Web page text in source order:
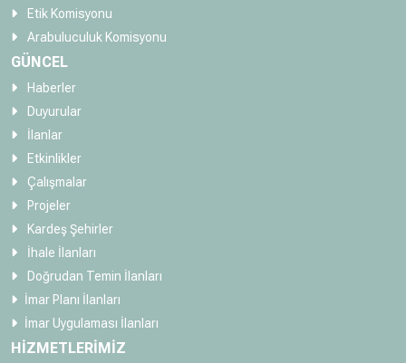
Etik Komisyonu
Arabuluculuk Komisyonu
GÜNCEL
Haberler
Duyurular
İlanlar
Etkinlikler
Çalışmalar
Projeler
Kardeş Şehirler
İhale İlanları
Doğrudan Temin İlanları
İmar Planı İlanları
İmar Uygulaması İlanları
HİZMETLERİMİZ